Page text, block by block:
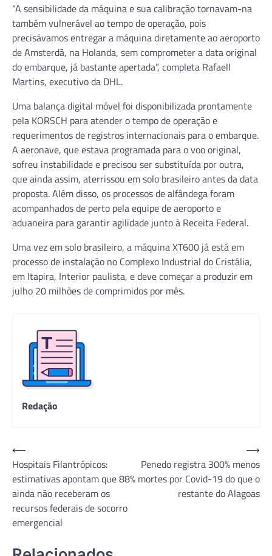
“A sensibilidade da máquina e sua calibração tornavam-na
também vulnerável ao tempo de operação, pois
precisávamos entregar a máquina diretamente ao aeroporto
de Amsterdã, na Holanda, sem comprometer a data original
do embarque, já bastante apertada”, completa Rafaell
Martins, executivo da DHL.
Uma balança digital móvel foi disponibilizada prontamente
pela KORSCH para atender o tempo de operação e
requerimentos de registros internacionais para o embarque.
A aeronave, que estava programada para o voo original,
sofreu instabilidade e precisou ser substituída por outra,
que ainda assim, aterrissou em solo brasileiro antes da data
proposta. Além disso, os processos de alfândega foram
acompanhados de perto pela equipe de aeroporto e
aduaneira para garantir agilidade junto à Receita Federal.
Uma vez em solo brasileiro, a máquina XT600 já está em
processo de instalação no Complexo Industrial do Cristália,
em Itapira, Interior paulista, e deve começar a produzir em
julho 20 milhões de comprimidos por mês.
Redação
Navegação
de
Post
⟵
Hospitais Filantrópicos:
estimativas apontam que 88%
ainda não receberam os
recursos federais de socorro
emergencial
Penedo registra 300% menos
mortes por Covid-19 do que o
restante do Alagoas
⟶